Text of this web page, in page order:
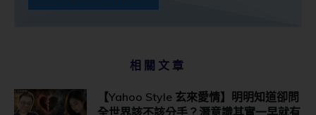
相關文章
【Yahoo Style 玄來愛情】明明知道卻問
全世界該不該分手？潛意識其實一早就有